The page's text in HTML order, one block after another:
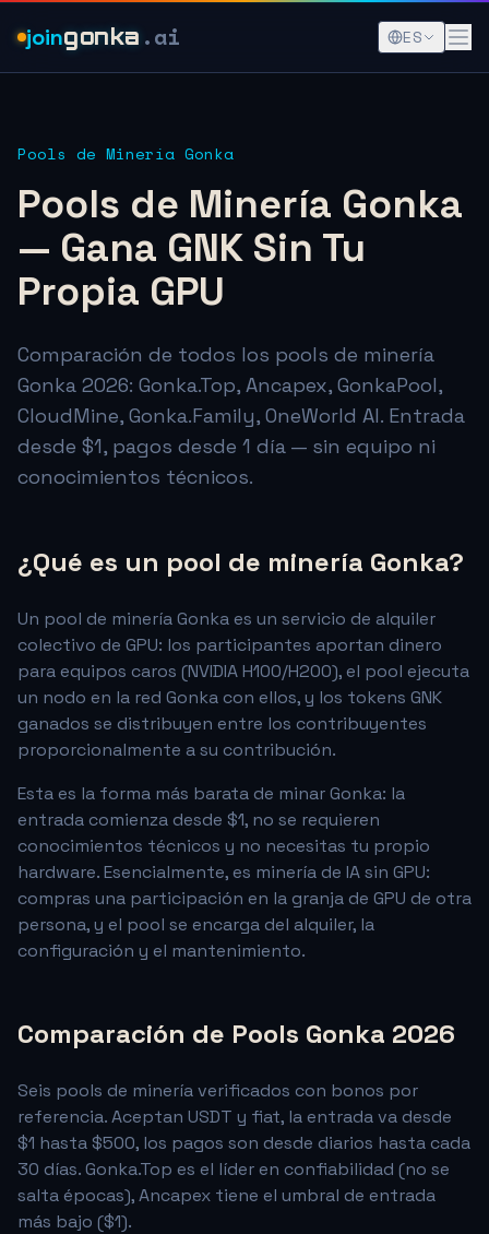
joingonka .ai ES
Pools de Minería Gonka
Pools de Minería Gonka
— Gana GNK Sin Tu
Propia GPU
Comparación de todos los pools de minería
Gonka 2026: Gonka.Top, Ancapex, GonkaPool,
CloudMine, Gonka.Family, OneWorld AI. Entrada
desde $1, pagos desde 1 día — sin equipo ni
conocimientos técnicos.
¿Qué es un pool de minería Gonka?
Un pool de minería Gonka es un servicio de alquiler
colectivo de GPU: los participantes aportan dinero
para equipos caros (NVIDIA H100/H200), el pool ejecuta
un nodo en la red Gonka con ellos, y los tokens GNK
ganados se distribuyen entre los contribuyentes
proporcionalmente a su contribución.
Esta es la forma más barata de minar Gonka: la
entrada comienza desde $1, no se requieren
conocimientos técnicos y no necesitas tu propio
hardware. Esencialmente, es minería de IA sin GPU:
compras una participación en la granja de GPU de otra
persona, y el pool se encarga del alquiler, la
configuración y el mantenimiento.
Comparación de Pools Gonka 2026
Seis pools de minería verificados con bonos por
referencia. Aceptan USDT y fiat, la entrada va desde
$1 hasta $500, los pagos son desde diarios hasta cada
30 días. Gonka.Top es el líder en confiabilidad (no se
salta épocas), Ancapex tiene el umbral de entrada
más bajo ($1).